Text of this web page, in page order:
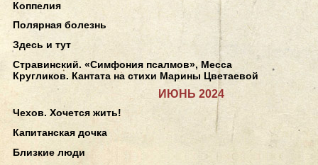
Коппелия
Полярная болезнь
Здесь и тут
Стравинский. «Симфония псалмов», Месса
Кругликов. Кантата на стихи Марины Цветаевой
ИЮНЬ 2024
Чехов. Хочется жить!
Капитанская дочка
Близкие люди